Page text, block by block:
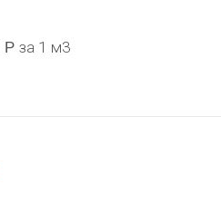
Р за 1 м3